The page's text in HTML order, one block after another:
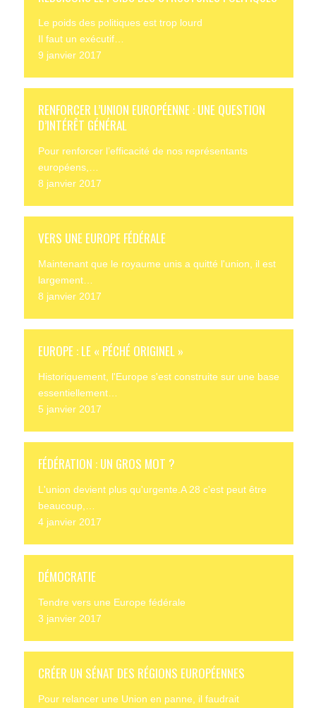
Le poids des politiques est trop lourd
Il faut un exécutif…
9 janvier 2017
RENFORCER L’UNION EUROPÉENNE : UNE QUESTION
D’INTÉRÊT GÉNÉRAL
Pour renforcer l’efficacité de nos représentants
européens,…
8 janvier 2017
VERS UNE EUROPE FÉDÉRALE
Maintenant que le royaume unis a quitté l'union, il est
largement…
8 janvier 2017
EUROPE : LE « PÉCHÉ ORIGINEL »
Historiquement, l'Europe s'est construite sur une base
essentiellement…
5 janvier 2017
FÉDÉRATION : UN GROS MOT ?
L'union devient plus qu'urgente.A 28 c'est peut être
beaucoup,…
4 janvier 2017
DÉMOCRATIE
Tendre vers une Europe fédérale
3 janvier 2017
CRÉER UN SÉNAT DES RÉGIONS EUROPÉENNES
Pour relancer une Union en panne, il faudrait